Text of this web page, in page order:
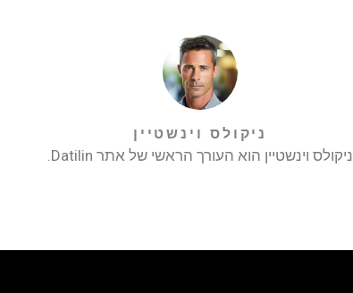
ניקולס וינשטיין
ניקולס וינשטיין הוא העורך הראשי של אתר Datilin.